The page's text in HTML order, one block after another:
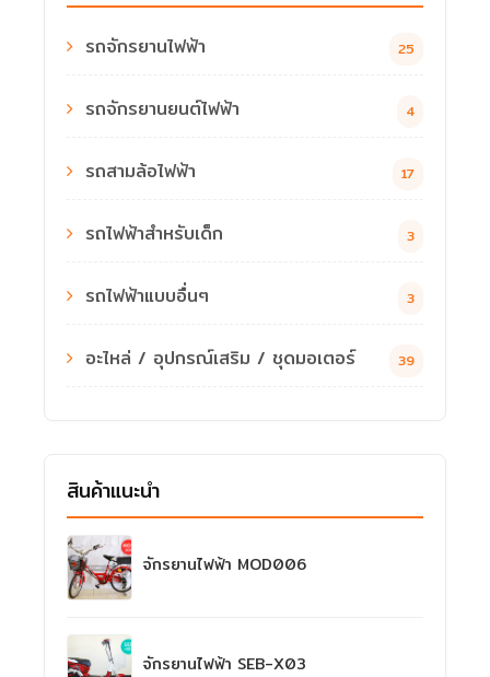
รถจักรยานไฟฟ้า 25
รถจักรยานยนต์ไฟฟ้า 4
รถสามล้อไฟฟ้า 17
รถไฟฟ้าสำหรับเด็ก 3
รถไฟฟ้าแบบอื่นๆ 3
อะไหล่ / อุปกรณ์เสริม / ชุดมอเตอร์ 39
สินค้าแนะนำ
จักรยานไฟฟ้า MOD006
จักรยานไฟฟ้า SEB-X03